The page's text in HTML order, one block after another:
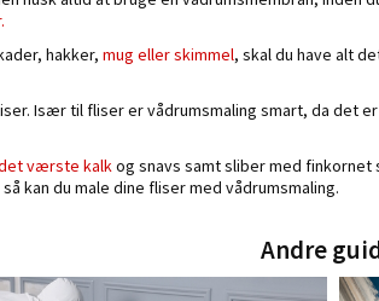
hakker, mug eller skimmel, skal du have alt
Især til fliser er vådrumsmaling smart, da
værste kalkog snavs samt sliber med
kan du male dine fliser med vådrumsmaling.
Andre